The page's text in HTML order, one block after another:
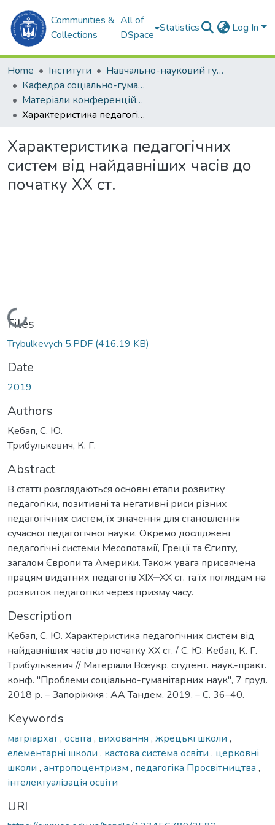
Communities &
Collections
All of
DSpace
Statistics Log In
Home Інститути
Навчально-науковий гуманітарний інститут (ННГІ)
Кафедра соціально-гуманітарних дисциплін та філософії (СГДтаФ)
Матеріали конференцій (СГДтаФ)
Характеристика педагогічних систем від найдавніших часів до початку ХХ ст.
Характеристика педагогічних
систем від найдавніших часів до
початку ХХ ст.
Loading...
Files
Trybulkevych 5.PDF (416.19 KB)
Date
2019
Authors
Кебап, С. Ю.
Трибулькевич, К. Г.
Abstract
В статті розглядаються основні етапи розвитку
педагогіки, позитивні та негативні риси різних
педагогічних систем, їх значення для становлення
сучасної педагогічної науки. Окремо досліджені
педагогічні системи Месопотамії, Греції та Єгипту,
загалом Європи та Америки. Також увага присвячена
працям видатних педагогів ХІХ‒ХХ ст. та їх поглядам на
розвиток педагогіки через призму часу.
Description
Кебап, С. Ю. Характеристика педагогічних систем від
найдавніших часів до початку ХХ ст. / С. Ю. Кебап, К. Г.
Трибулькевич // Матеріали Всеукр. студент. наук.-практ.
конф. "Проблеми соціально-гуманітарних наук", 7 груд.
2018 р. – Запоріжжя : АА Тандем, 2019. – С. 36–40.
Keywords
матріархат, освіта , виховання , жрецькі школи ,
елементарні школи , кастова система освіти , церковні
школи , антропоцентризм , педагогіка Просвітництва ,
інтелектуалізація освіти
URI